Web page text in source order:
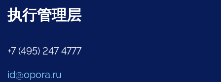
执行管理层
+7 (495) 247 4777
id@opora.ru